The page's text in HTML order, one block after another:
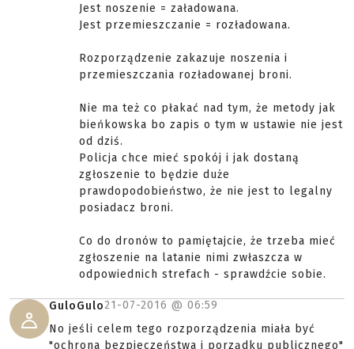
Jest noszenie = załadowana.
Jest przemieszczanie = rozładowana.
Rozporządzenie zakazuje noszenia i
przemieszczania rozładowanej broni.
Nie ma też co płakać nad tym, że metody jak
bieńkowska bo zapis o tym w ustawie nie jest
od dziś.
Policja chce mieć spokój i jak dostaną
zgłoszenie to będzie duże
prawdopodobieństwo, że nie jest to legalny
posiadacz broni.
Co do dronów to pamiętajcie, że trzeba mieć
zgłoszenie na latanie nimi zwłaszcza w
odpowiednich strefach - sprawdźcie sobie.
GuloGulo21-07-2016 @ 06:59
No jeśli celem tego rozporządzenia miała być
"ochrona bezpieczeństwa i porządku publicznego"